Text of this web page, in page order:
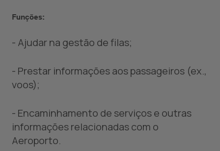
Funções:
- Ajudar na gestão de filas;
- Prestar informações aos passageiros (ex.,
voos);
- Encaminhamento de serviços e outras
informações relacionadas com o
Aeroporto.